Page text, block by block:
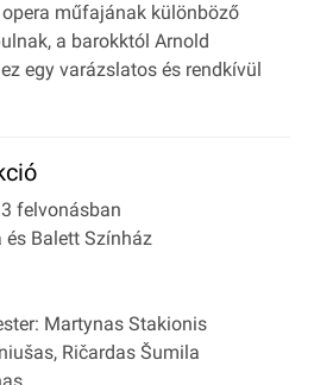
műfajának különböző
a barokktól Arnold
egy varázslatos és rendkívül
felvonásban
és Balett Színház
Martynas Stakionis
Ričardas Šumila